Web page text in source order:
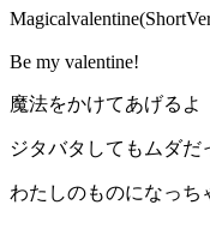
Be my valentine!
魔法をかけてあげるよ
ジタバタしてもムダだ
わたしのものになっち